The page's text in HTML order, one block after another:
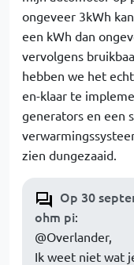
ongeveer 3kWh
een kWh dan
vervolgens
hebben we het
en-klaar te
generators en een
zien dungezaaid.
Op 30
ohm pi:
@Overlander,
Ik weet niet wat